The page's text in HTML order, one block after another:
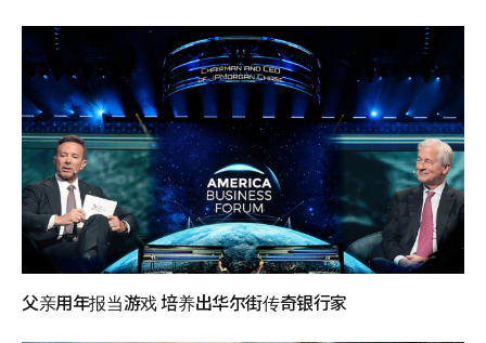
父亲用年报当游戏 培养出华尔街传奇银行家